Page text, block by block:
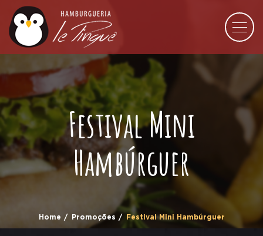
Festival Mini
Hambúrguer
Home Promoções Festival Mini Hambúrguer